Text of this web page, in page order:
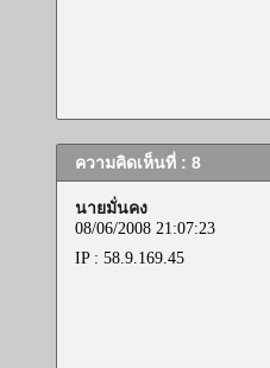
ความคิดเห็นที่ : 8
นายมั่นคง
08/06/2008 21:07:23
IP : 58.9.169.45